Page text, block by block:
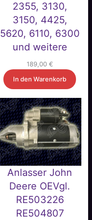
2355, 3130,
3150, 4425,
5620, 6110, 6300
und weitere
189,00 €
In den Warenkorb
Anlasser John
Deere OEVgl.
RE503226
RE504807